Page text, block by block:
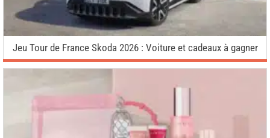
Jeu Tour de France Skoda 2026 : Voiture et cadeaux à gagner